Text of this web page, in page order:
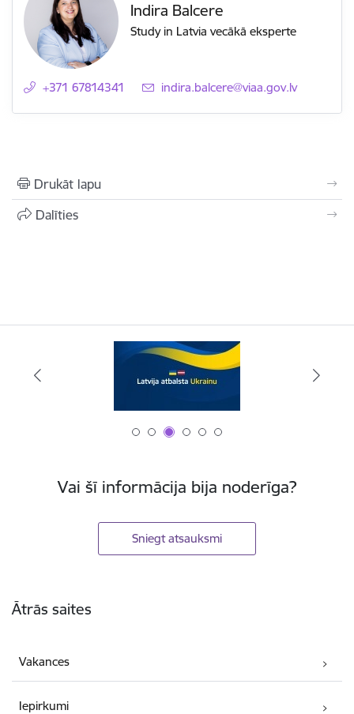
Indira Balcere
Study in Latvia vecākā eksperte
+371 67814341 E-pasts:
indira.balcere@viaa.gov.lv
Drukāt lapu
Dalīties
Vai šī informācija bija noderīga?
Sniegt atsauksmi
Ātrās saites
Vakances
Iepirkumi